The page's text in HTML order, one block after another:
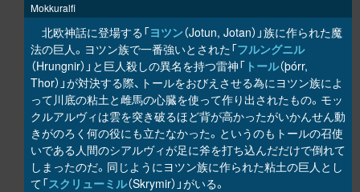
Mokkuralfi
北欧神話に登場する「ヨツン（Jotun, Jotan）」族に作られた魔
法の巨人。ヨツン族で一番強いとされた「フルングニル
（Hrungnir）」と巨人殺しの異名を持つ雷神「 トール（þórr,
Thor）」が対決する際、トールをおびえさせる為にヨツン族によ
って川底の粘土と雌馬の心臓を使って作り出されたもの。モッ
クルアルヴィは雲を突き破るほど背が高かったがいかんせん動
きがのろく何の役にも立たなかった。というのもトールの召使
いである人間のシアルヴィが足に斧を打ち込んだだけで倒れて
しまったのだ。同じようにヨツン族に作られた粘土の巨人とし
て「スクリューミル（Skrymir）」がいる。